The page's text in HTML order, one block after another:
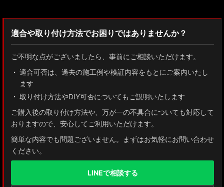
適合や取り付け方法でお困りではありませんか？
ご不明な点がございましたら、事前にご相談いただけます。
適合可否は、過去の施工例や検証内容をもとにご案内いたし
ます
取り付け方法やDIY可否についてもご説明いたします
ご購入後の取り付け方法や、万が一の不具合についても対応して
おりますので、安心してご利用いただけます。
簡単な内容でも問題ございません。まずはお気軽にお問い合わせ
ください。
LINEで相談する